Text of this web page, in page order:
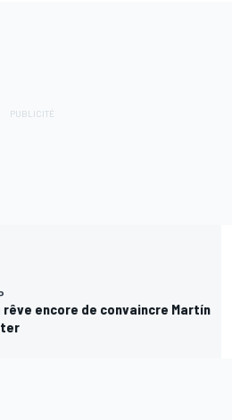
encore de convaincre Martín